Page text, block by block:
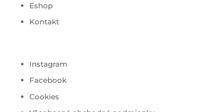
Eshop
Kontakt
Instagram
Facebook
Cookies